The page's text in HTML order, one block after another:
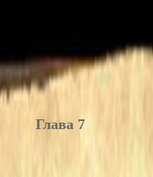
Глава 7